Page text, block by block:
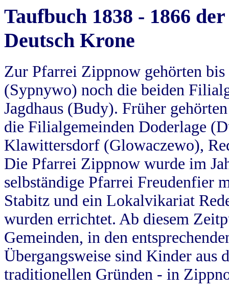
Taufbuch 1838 - 1866
Deutsch Krone
Zur Pfarrei Zippnow gehörten
(Sypnywo) noch die beiden
Jagdhaus (Budy). Früher
die Filialgemeinden Doderlage
Klawittersdorf (Glowaczewo),
Die Pfarrei Zippnow wurde im
selbständige Pfarrei Freudenfier
Stabitz und ein Lokalvikariat
wurden errichtet. Ab diesem
Gemeinden, in den
Übergangsweise sind Kinder aus
traditionellen Gründen - in